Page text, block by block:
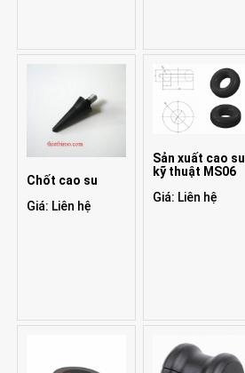
Chốt cao su
Giá: Liên hệ
Sản xuất cao su
kỹ thuật MS06
Giá: Liên hệ